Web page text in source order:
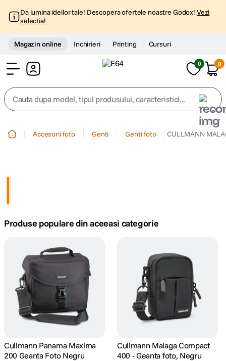
Da lumina ideilor tale! Descopera ofertele noastre Godox! Vezi
selectia!
Magazin online Inchirieri Printing Cursuri
0 0
Cauta dupa model, tipul produsului, caracteristici...
4. peak design
canon sx740 hs
6.
card memorie
8. dji mic mini
9. dji osmo
Accesorii foto Genti Genti foto CULLMANN
Produse populare din aceeasi categorie
Cullmann Panama Maxima
200 Geanta Foto Negru
Cullmann Malaga Compact
400 - Geanta foto, Negru